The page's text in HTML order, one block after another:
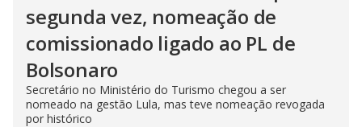
segunda vez, nomeação de
comissionado ligado ao PL de
Bolsonaro
Secretário no Ministério do Turismo chegou a ser
nomeado na gestão Lula, mas teve nomeação revogada
por histórico